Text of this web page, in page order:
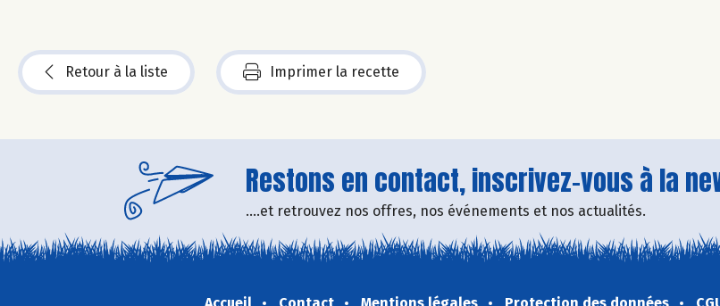
Retour à la liste Imprimer la recette
Restons en contact, inscrivez-vous à la
....et retrouvez nos offres, nos événements et nos actualités.